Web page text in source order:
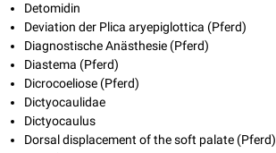
Detomidin
Deviation der Plica aryepiglottica (Pferd)
Diagnostische Anästhesie (Pferd)
Diastema (Pferd)
Dicrocoeliose (Pferd)
Dictyocaulidae
Dictyocaulus
Dorsal displacement of the soft palate (Pferd)